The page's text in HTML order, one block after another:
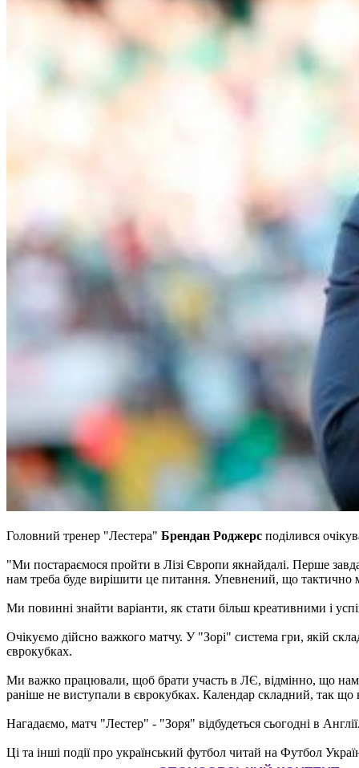
Головний тренер "Лестера" Брендан Роджерс поділився
"Ми постараємося пройти в Лізі Європи якнайдалі. Перше
нам треба буде вирішити це питання. Упевнений, що тактично
Ми повинні знайти варіанти, як стати більш креативними і
Очікуємо дійсно важкого матчу. У "Зорі" система гри, якій
єврокубках.
Ми важко працювали, щоб брати участь в ЛЄ, відмінно, що нам
раніше не виступали в єврокубках. Календар складний, так що
Нагадаємо, матч "Лестер" - "Зоря" відбудеться сьогодні в
Ці та інші події про український футбол читай на Футбол